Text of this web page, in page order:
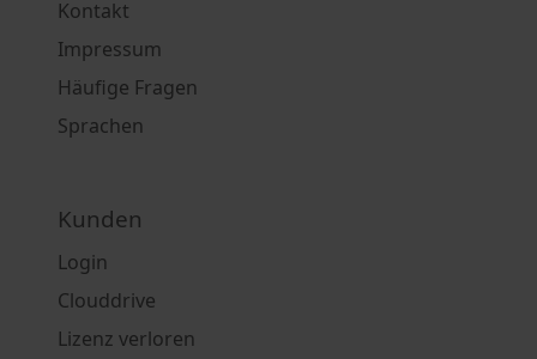
Kontakt
Impressum
Häufige Fragen
Sprachen
Kunden
Login
Clouddrive
Lizenz verloren